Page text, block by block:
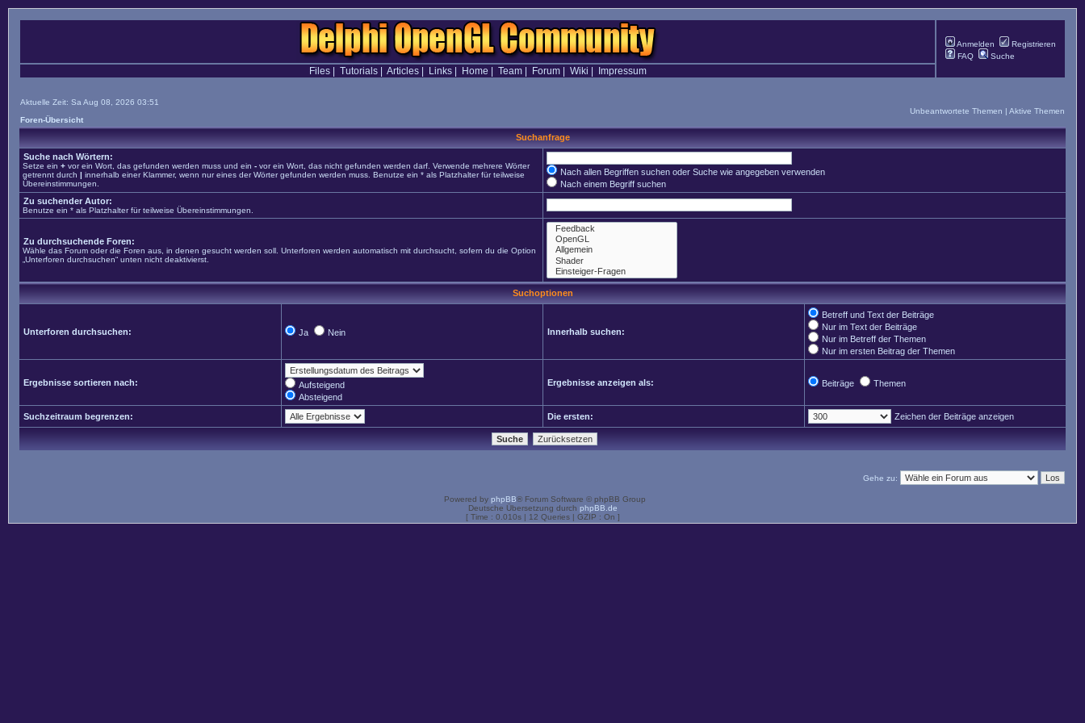
Anmelden
Registrieren
FAQ
Suche
Files| Tutorials| Articles| Links| Home Team| Forum| Wiki Impressum
Aktuelle Zeit: Sa Aug 08, 2026 03:51
Foren-Übersicht
Unbeantwortete Themen | Aktive Themen
Suchanfrage
Suche nach Wörtern:
Setze ein + vor ein Wort, das gefunden werden muss und ein - vor ein Wort, das nicht gefunden werden darf. Verwende mehrere Wörter
getrennt durch | innerhalb einer Klammer, wenn nur eines der Wörter gefunden werden muss. Benutze ein * als Platzhalter für teilweise
Übereinstimmungen.
Nach allen Begriffen suchen oder Suche wie angegeben verwenden
Nach einem Begriff suchen
Zu suchender Autor:
Benutze ein * als Platzhalter für teilweise Übereinstimmungen.
Zu durchsuchende Foren:
Wähle das Forum oder die Foren aus, in denen gesucht werden soll. Unterforen werden automatisch mit durchsucht, sofern du die Option
„Unterforen durchsuchen“ unten nicht deaktivierst.
Suchoptionen
Unterforen durchsuchen: Ja Nein Innerhalb suchen:
Betreff und Text der Beiträge
Nur im Text der Beiträge
Nur im Betreff der Themen
Nur im ersten Beitrag der Themen
Ergebnisse sortieren nach:
Aufsteigend
Absteigend
Ergebnisse anzeigen als: Beiträge Themen
Suchzeitraum begrenzen: Die ersten: Zeichen der Beiträge anzeigen
Gehe zu:
Powered by phpBB® Forum Software © phpBB Group
Deutsche Übersetzung durch phpBB.de
[ Time : 0.010s | 12 Queries | GZIP : On ]